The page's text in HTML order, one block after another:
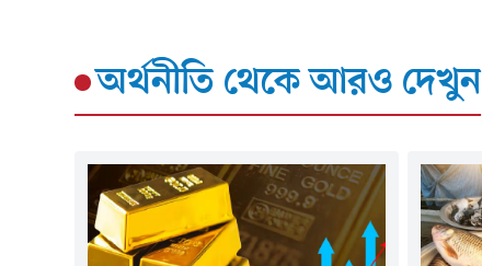
অর্থনীতি থেকে আরও দেখুন